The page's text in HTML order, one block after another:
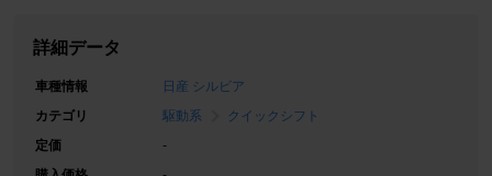
詳細データ
車種情報
日産 シルビア
カテゴリ
駆動系
クイックシフト
定価
-